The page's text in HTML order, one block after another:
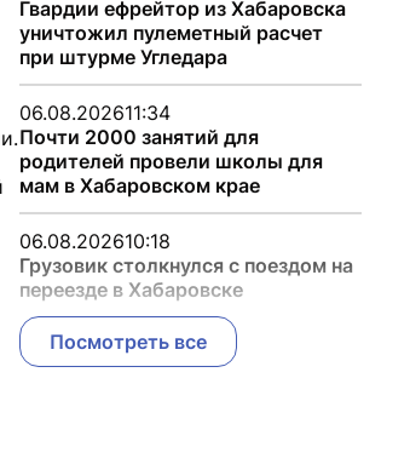
Гвардии ефрейтор из Хабаровска
уничтожил пулеметный расчет
при штурме Угледара
06.08.202611:34
Почти 2000 занятий для
родителей провели школы для
мам в Хабаровском крае
06.08.202610:18
Грузовик столкнулся с поездом на
переезде в Хабаровске
Посмотреть все